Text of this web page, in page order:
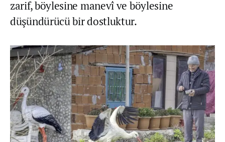
zarif, böylesine manevî ve böylesine
düşündürücü bir dostluktur.